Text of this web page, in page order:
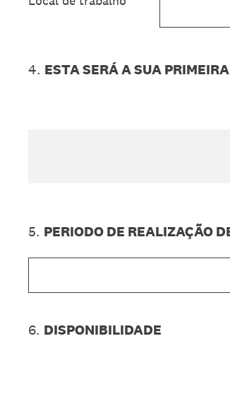
4. ESTA SERÁ A SUA
5. PERIODO DE REALIZAÇÃO
6. DISPONIBILIDADE